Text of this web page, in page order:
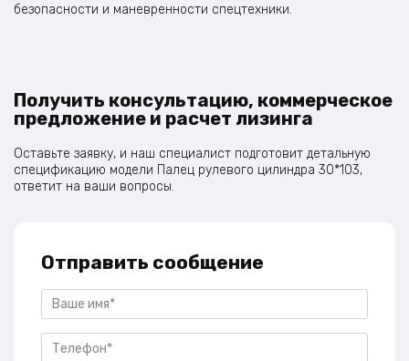
безопасности и маневренности спецтехники.
Получить консультацию, коммерческое
предложение и расчет лизинга
Оставьте заявку, и наш специалист подготовит детальную
спецификацию модели Палец рулевого цилиндра 30*103,
ответит на ваши вопросы.
Отправить сообщение